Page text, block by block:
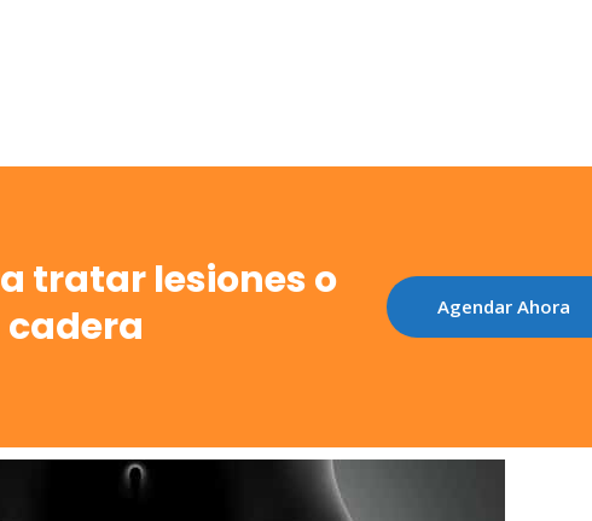
tratar lesiones o
cadera
Agendar Ahora